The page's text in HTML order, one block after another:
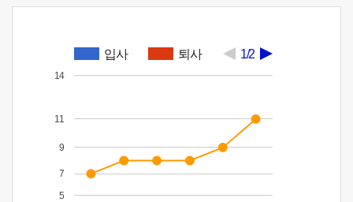
입사 퇴사 1/2
5
7
9
11
14